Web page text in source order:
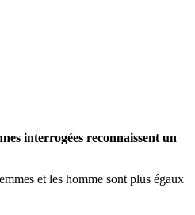
interrogées reconnaissent un
et les homme sont plus égaux